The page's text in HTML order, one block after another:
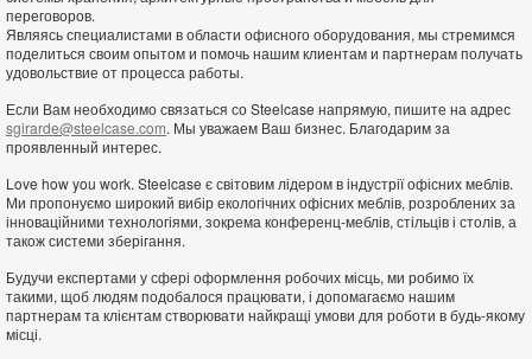
переговоров.
Являясь специалистами в области офисного оборудования, мы стремимся
поделиться своим опытом и помочь нашим клиентам и партнерам получать
удовольствие от процесса работы.
Если Вам необходимо связаться со Steelcase напрямую, пишите на адрес
sgirarde@steelcase.com. Мы уважаем Ваш бизнес. Благодарим за
проявленный интерес.
Love how you work. Steelcase є світовим лідером в індустрії офісних меблів.
Ми пропонуємо широкий вибір екологічних офісних меблів, розроблених за
інноваційними технологіями, зокрема конференц-меблів, стільців і столів, а
також системи зберігання.
Будучи експертами у сфері оформлення робочих місць, ми робимо їх
такими, щоб людям подобалося працювати, і допомагаємо нашим
партнерам та клієнтам створювати найкращі умови для роботи в будь-якому
місці.